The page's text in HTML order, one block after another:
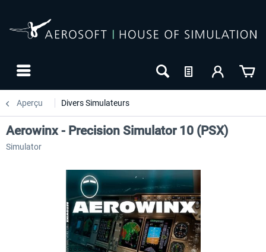
Aperçu Divers Simulateurs
Aerowinx - Precision Simulator 10 (PSX)
Simulator